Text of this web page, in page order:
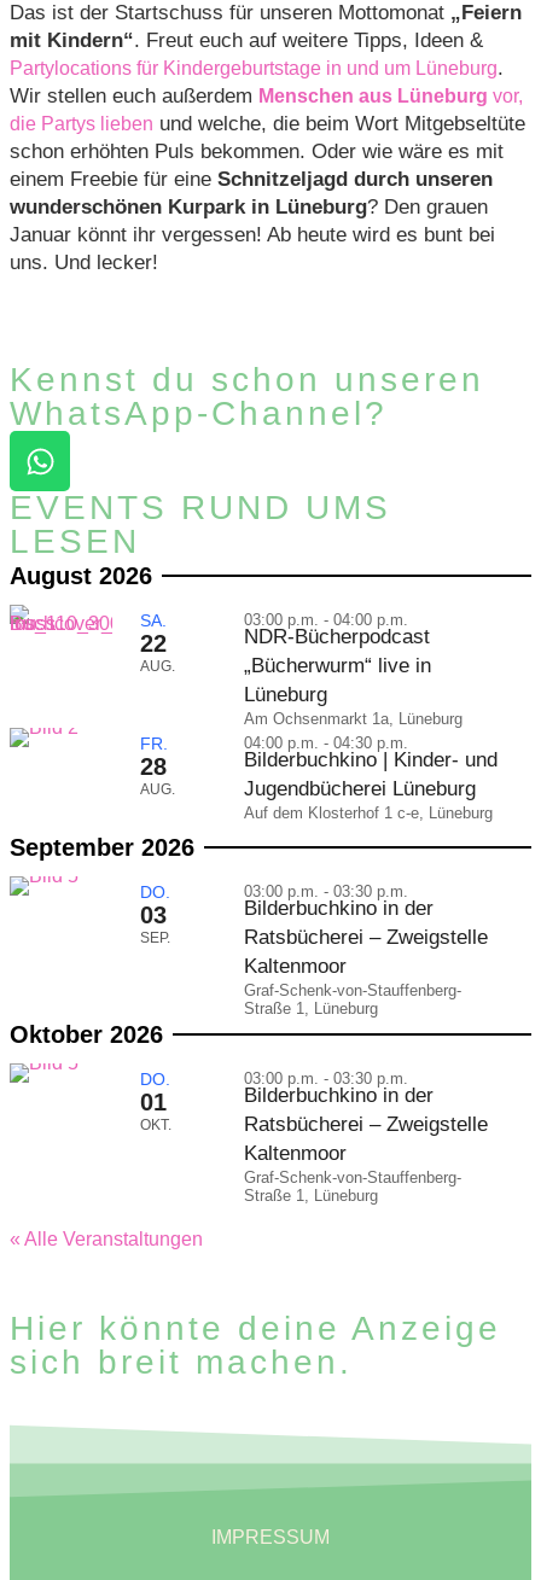
Das ist der Startschuss für unseren Mottomonat „Feiern
mit Kindern“. Freut euch auf weitere Tipps, Ideen &
Partylocations für Kindergeburtstage in und um Lüneburg.
Wir stellen euch außerdem Menschen aus Lüneburg vor,
die Partys lieben und welche, die beim Wort Mitgebseltüte
schon erhöhten Puls bekommen. Oder wie wäre es mit
einem Freebie für eine Schnitzeljagd durch unseren
wunderschönen Kurpark in Lüneburg? Den grauen
Januar könnt ihr vergessen! Ab heute wird es bunt bei
uns. Und lecker!
Kennst du schon unseren
WhatsApp-Channel?
EVENTS RUND UMS
LESEN
August 2026
SA.
22
AUG.
03:00 p.m. - 04:00 p.m.
NDR-Bücherpodcast
„Bücherwurm“ live in
Lüneburg
Am Ochsenmarkt 1a, Lüneburg
FR.
28
AUG.
04:00 p.m. - 04:30 p.m.
Bilderbuchkino | Kinder- und
Jugendbücherei Lüneburg
Auf dem Klosterhof 1 c-e, Lüneburg
September 2026
DO.
03
SEP.
03:00 p.m. - 03:30 p.m.
Bilderbuchkino in der
Ratsbücherei – Zweigstelle
Kaltenmoor
Graf-Schenk-von-Stauffenberg-
Straße 1, Lüneburg
Oktober 2026
DO.
01
OKT.
03:00 p.m. - 03:30 p.m.
Bilderbuchkino in der
Ratsbücherei – Zweigstelle
Kaltenmoor
Graf-Schenk-von-Stauffenberg-
Straße 1, Lüneburg
« Alle Veranstaltungen
Hier könnte deine Anzeige
sich breit machen.
IMPRESSUM